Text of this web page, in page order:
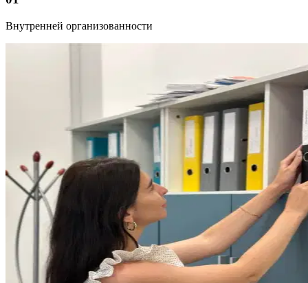
Внутренней организованности